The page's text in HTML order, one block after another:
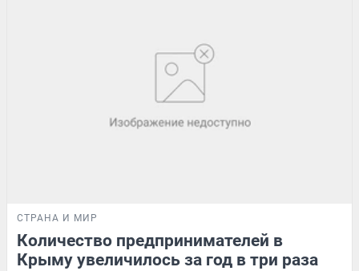
СТРАНА И МИР
Количество предпринимателей в
Крыму увеличилось за год в три раза